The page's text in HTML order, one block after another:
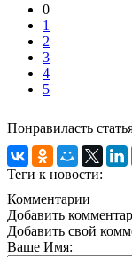
0
1
2
3
4
5
Понравиласть
Теги к новости:
Комментарии
Добавить
Добавить свой
Ваше Имя: